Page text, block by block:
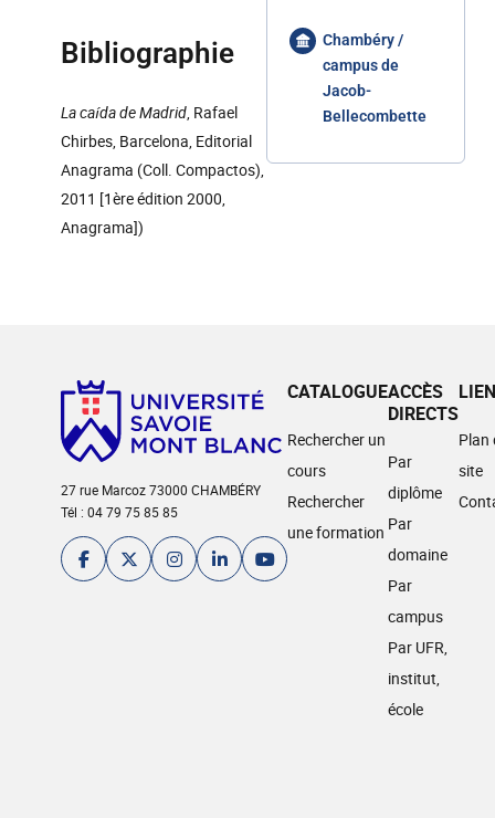
Bibliographie
La caída de Madrid, Rafael
Chirbes, Barcelona, Editorial
Anagrama (Coll. Compactos),
2011 [1ère édition 2000,
Anagrama])
Chambéry /
campus de
Jacob-
Bellecombette
27 rue Marcoz 73000 CHAMBÉRY
Tél : 04 79 75 85 85
CATALOGUE
Rechercher un
cours
Rechercher
une formation
ACCÈS
DIRECTS
Par
diplôme
Par
domaine
Par
campus
Par UFR,
institut,
école
Plan
site